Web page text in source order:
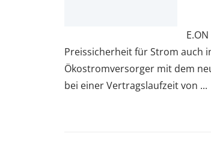
Preissicherheit für Strom auch
Ökostromversorger mit dem
bei einer Vertragslaufzeit von ...